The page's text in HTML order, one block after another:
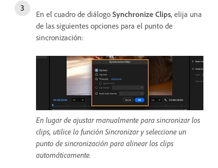
En el cuadro de diálogo Synchronize Clips, elija una
de las siguientes opciones para el punto de
sincronización:
En lugar de ajustar manualmente para sincronizar los
clips, utilice la función Sincronizar y seleccione un
punto de sincronización para alinear los clips
automáticamente.